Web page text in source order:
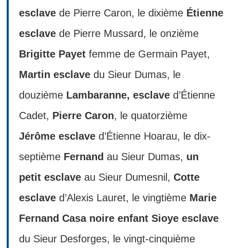
esclavede Pierre Caron, le dixième Étienne
esclavede Pierre Mussard, le onzième
Brigitte Payetfemme de Germain Payet,
Martin esclavedu Sieur Dumas, le
douzième Lambaranne, esclaved’Étienne
Cadet, Pierre Caron, le quatorzième
Jérôme esclaved’Étienne Hoarau, le dix-
septième Fernand au Sieur Dumas, un
petit esclaveau Sieur Dumesnil, Cotte
esclaved’Alexis Lauret, le vingtième Marie
Fernand Casa noire enfant Sioye esclave
du Sieur Desforges, le vingt-cinquième